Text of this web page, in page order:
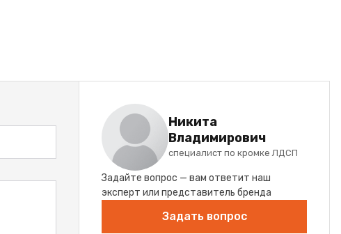
Никита
Владимирович
специалист по кромке ЛДСП
Задайте вопрос — вам ответит наш
эксперт или представитель бренда
Задать вопрос